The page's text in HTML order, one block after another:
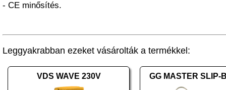
- CE minősítés.
Leggyakrabban ezeket vásárolták a termékkel:
VDS WAVE 230V GG MASTER SLIP-